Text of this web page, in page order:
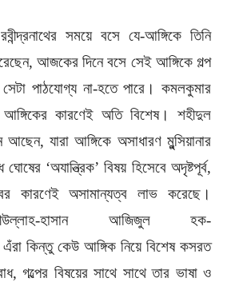
সময়ে বসে যে-আঙ্গিকে তিনি
আজকের দিনে বসে সেই আঙ্গিকে গল্প
পাঠযোগ্য না-হতে পারে। কমলকুমার
কারণেই অতি বিশেষ। শহীদুল
যারা আঙ্গিকে অসাধারণ মুন্সিয়ানার
‘অযান্ত্রিক’ বিষয় হিসেবে অদৃষ্টপূর্ব,
কারণেই অসামান্যত্ব লাভ করেছে।
হাসান আজিজুল হক-
কিন্তু কেউ আঙ্গিক নিয়ে বিশেষ কসরত
গল্পের বিষয়ের সাথে সাথে তার ভাষা ও